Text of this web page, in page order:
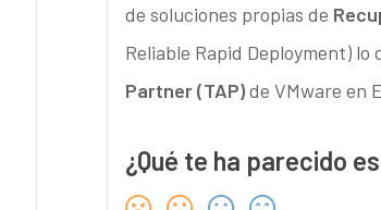
de soluciones propias de
Reliable Rapid Deployment)
Partner (TAP)de VMware en
¿Qué te ha parecido